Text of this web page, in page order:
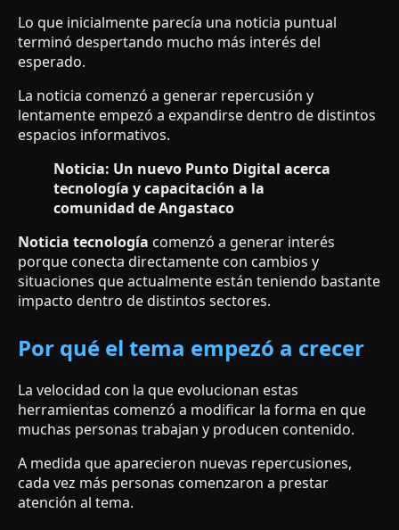
Lo que inicialmente parecía una noticia puntual
terminó despertando mucho más interés del
esperado.
La noticia comenzó a generar repercusión y
lentamente empezó a expandirse dentro de distintos
espacios informativos.
Noticia: Un nuevo Punto Digital acerca
tecnología y capacitación a la
comunidad de Angastaco
Noticia tecnología comenzó a generar interés
porque conecta directamente con cambios y
situaciones que actualmente están teniendo bastante
impacto dentro de distintos sectores.
Por qué el tema empezó a crecer
La velocidad con la que evolucionan estas
herramientas comenzó a modificar la forma en que
muchas personas trabajan y producen contenido.
A medida que aparecieron nuevas repercusiones,
cada vez más personas comenzaron a prestar
atención al tema.